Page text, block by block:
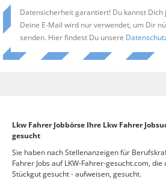
Datensicherheit garantiert! Du kannst
Deine E-Mail wird nur verwendet, um Dir
senden. Hier findest Du unsere
Lkw Fahrer Jobbörse Ihre Lkw Fahrer
gesucht
Sie haben nach Stellenanzeigen für
Fahrer Jobs auf LKW-Fahrer-gesucht.com,
Stückgut gesucht - aufweisen, gesucht.